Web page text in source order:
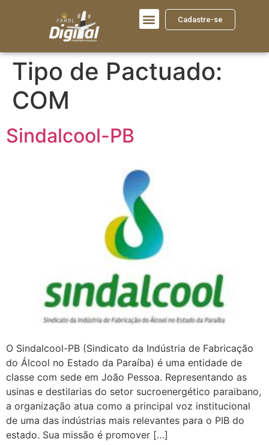
Cadastre-se
Tipo de Pactuado:
COM
Sindalcool-PB
O Sindalcool-PB (Sindicato da Indústria de Fabricação
do Álcool no Estado da Paraíba) é uma entidade de
classe com sede em João Pessoa. Representando as
usinas e destilarias do setor sucroenergético paraibano,
a organização atua como a principal voz institucional
de uma das indústrias mais relevantes para o PIB do
estado. Sua missão é promover […]